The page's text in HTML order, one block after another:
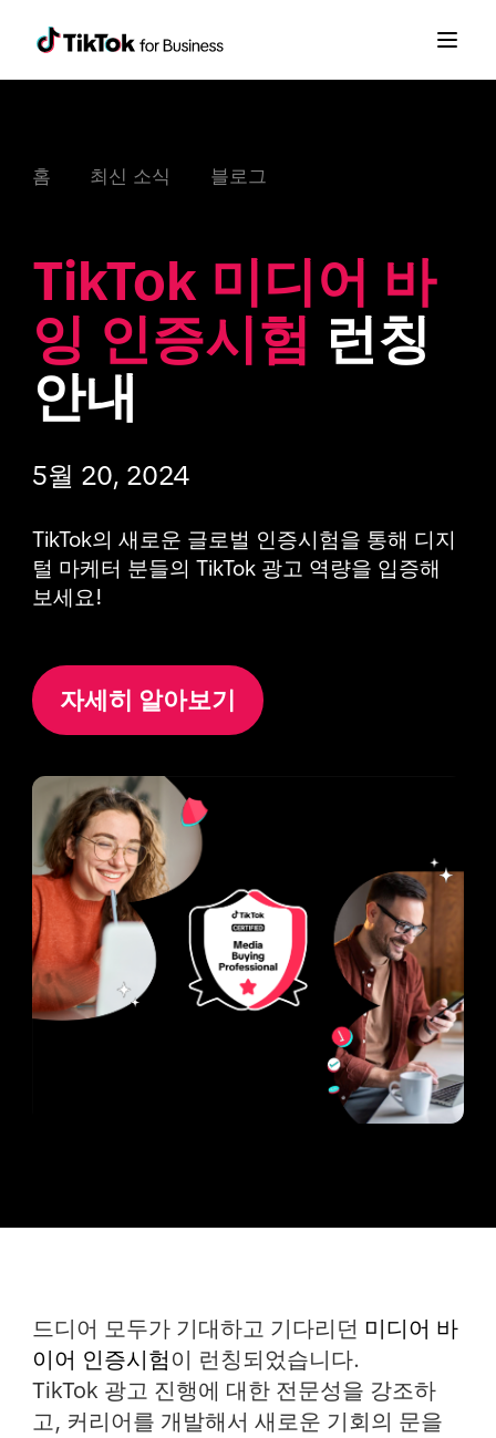
홈 최신 소식 블로그
TikTok 미디어 바
잉 인증시험 런칭
안내
5월 20, 2024
TikTok의 새로운 글로벌 인증시험을 통해 디지
털 마케터 분들의 TikTok 광고 역량을 입증해
보세요!
자세히 알아보기
드디어 모두가 기대하고 기다리던 미디어 바
이어 인증시험 이 런칭되었습니다.
TikTok 광고 진행에 대한 전문성을 강조하
고, 커리어를 개발해서 새로운 기회의 문을